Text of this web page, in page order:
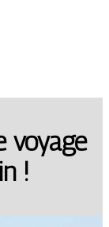
voyage
!